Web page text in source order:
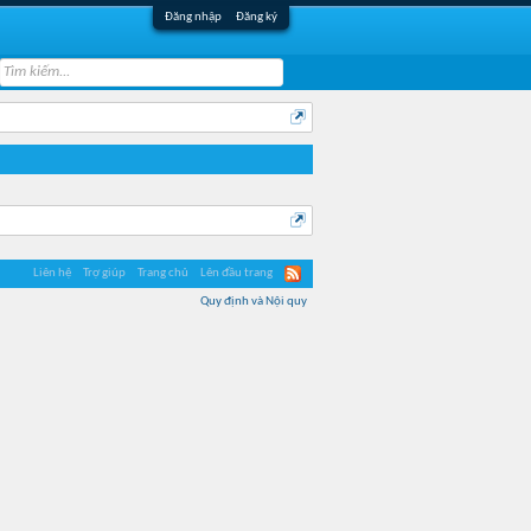
Đăng nhập Đăng ký
Liên hệ Trợ giúp Trang chủ Lên đầu trang
Quy định và Nội quy